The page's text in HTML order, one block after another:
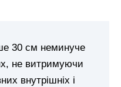
30 см неминуче
не витримуючи
внутрішніх і